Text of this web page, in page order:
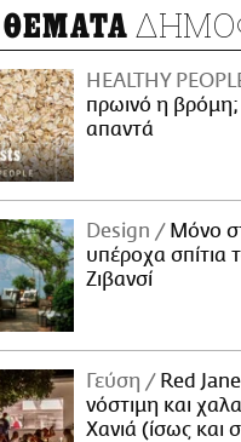
ΘΕΜΑΤΑ
HEALTHY
πρωινό η βρόμη;
απαντά
Design
Μόνο
υπέροχα σπίτια
Ζιβανσί
Γεύση
Red
νόστιμη και
Χανιά (ίσως και